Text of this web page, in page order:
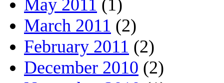
May 2011 (1)
March 2011 (2)
February 2011 (2)
December 2010 (2)